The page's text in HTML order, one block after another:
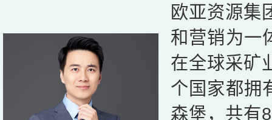
欧亚资源集
和营销为一
在全球采矿
个国家都拥
森堡，共有